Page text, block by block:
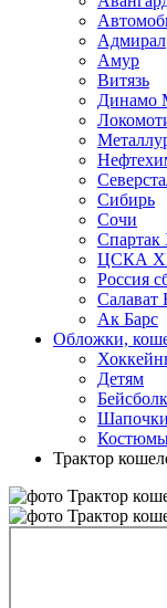
Адмирал
Амур
Витязь
Сибирь
Сочи
ЦСКА
Россия
Салават
Ак Барс
Обложки,
Детям
Шапочки
Трактор